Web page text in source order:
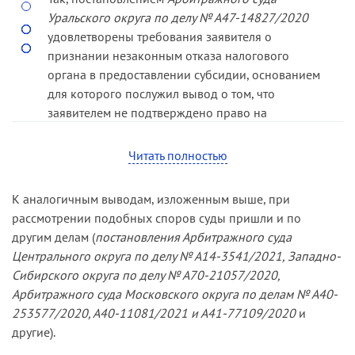
не ограничивают юридических лиц
(индивидуальных предпринимателей) в
самостоятельном выборе вида экономической
деятельности, который указывается ими при
государственной регистрации в качестве
основного и дополнительных видов своей
предпринимательства и их прав на гарантийную
Суды отказали обществу в удовлетворении
требований, указав, что отсутствуют правовые
нормы бóльшей юридической силы, которым бы
противоречил абзац второй пункта 1 Правил №
576 в оспариваемой заявителем части.
Уральского округа по делу № А47-14827/2020
удовлетворены требования заявителя о
признании незаконным отказа налогового
органа в предоставлении субсидии, основанием
для которого послужил вывод о том, что
заявителем не подтверждено право на
Правилами № 576, а именно: количество
менее 90 процентов от количества работников в
марте 2020 года.
Удовлетворяя заявленные требования, суды
отметили, что в данном случае лишь формальная
проверка соответствия лица, претендующего на
получение субсидии, положениям нормативного
акта, устанавливающего условия получения
Читать полностью
К аналогичным выводам, изложенным выше, при
рассмотрении подобных споров суды пришли и по
другим делам (постановления Арбитражного суда
Центрального округа по делу № А14-3541/2021, Западно-
Сибирского округа по делу № А70-21057/2020,
Арбитражного суда Московского округа по делам № А40-
253577/2020, А40-11081/2021 и А41-77109/2020и
другие).